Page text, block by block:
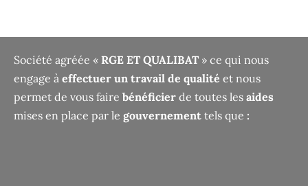
Société agréée « RGE ET QUALIBAT » ce qui nous
engage à effectuer un travail de qualité et nous
permet de vous faire bénéficier de toutes les aides
mises en place par le gouvernement tels que :